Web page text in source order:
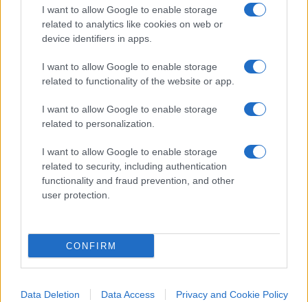
I want to allow Google to enable storage
related to analytics like cookies on web or
device identifiers in apps.
I want to allow Google to enable storage
related to functionality of the website or app.
I want to allow Google to enable storage
related to personalization.
I want to allow Google to enable storage
related to security, including authentication
functionality and fraud prevention, and other
user protection.
CONFIRM
Data Deletion Data Access Privacy and Cookie Policy
proprio da quel Movimento 5 Stelle con cui Elly
vuole allearsi.
L’affondo dei liberali contro il
Una smentita totale a cui si è unito Maurizio
Casasco, responsabile economico di Forza
, che ha preso di mira l’incoerenza di chi
propone la pianificazione statale dopo aver
invocato tasse sui capitali. Casasco ha
svolta retorica del Nazareno: «Fa sorridere vedere
Elly Schlein travestirsi da liberale dopo una vita
statalista. È un’evidente contraddizione:prima si